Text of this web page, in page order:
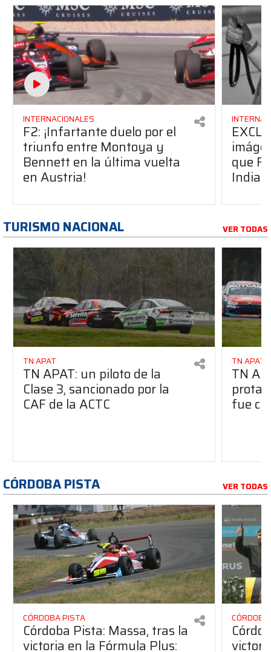
INTERNACIONALES
F2: ¡Infartante duelo por el
triunfo entre Montoya y
Bennett en la última vuelta
en Austria!
que
TURISMO NACIONAL VER TODAS
TN APAT
TN APAT: un piloto de la
Clase 3, sancionado por la
CAF de la ACTC
TN APAT
TN
fue
CÓRDOBA PISTA VER TODAS
CÓRDOBA PISTA
Córdoba Pista: Massa, tras la
victoria en la Fórmula Plus: